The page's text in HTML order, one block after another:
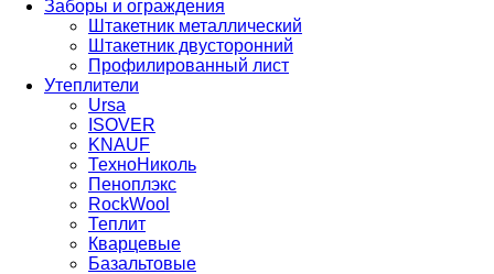
Заборы и ограждения
Штакетник металлический
Штакетник двусторонний
Профилированный лист
Утеплители
Ursa
ISOVER
KNAUF
ТехноНиколь
Пеноплэкс
RockWool
Теплит
Кварцевые
Базальтовые